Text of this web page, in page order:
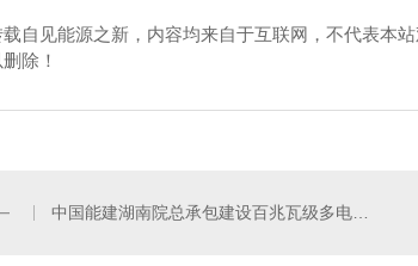
自见能源之新，内容均来自于互联网，不代表本
除！
中国能建湖南院总承包建设百兆瓦级多电源融合技术实验验证平台项目开工